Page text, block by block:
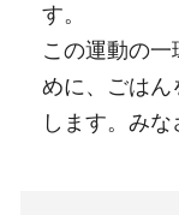
す。
この運動の
めに、ごはん
します。みな